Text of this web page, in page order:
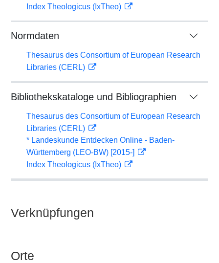
Index Theologicus (IxTheo)
Normdaten
Thesaurus des Consortium of European Research
Libraries (CERL)
Bibliothekskataloge und Bibliographien
Thesaurus des Consortium of European Research
Libraries (CERL)
* Landeskunde Entdecken Online - Baden-
Württemberg (LEO-BW) [2015-]
Index Theologicus (IxTheo)
Verknüpfungen
Orte